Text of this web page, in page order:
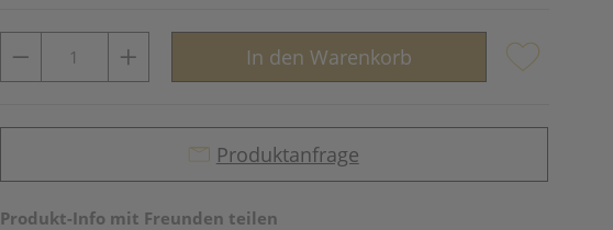
In den Warenkorb
Produktanfrage
Produkt-Info mit Freunden teilen